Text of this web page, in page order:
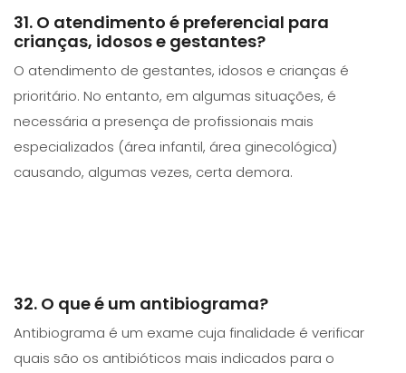
31. O atendimento é preferencial para
crianças, idosos e gestantes?
O atendimento de gestantes, idosos e crianças é
prioritário. No entanto, em algumas situações, é
necessária a presença de profissionais mais
especializados (área infantil, área ginecológica)
causando, algumas vezes, certa demora.
32. O que é um antibiograma?
Antibiograma é um exame cuja finalidade é verificar
quais são os antibióticos mais indicados para o